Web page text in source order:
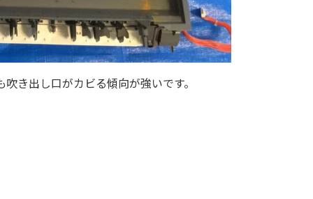
き出し口がカビる傾向が強いです。